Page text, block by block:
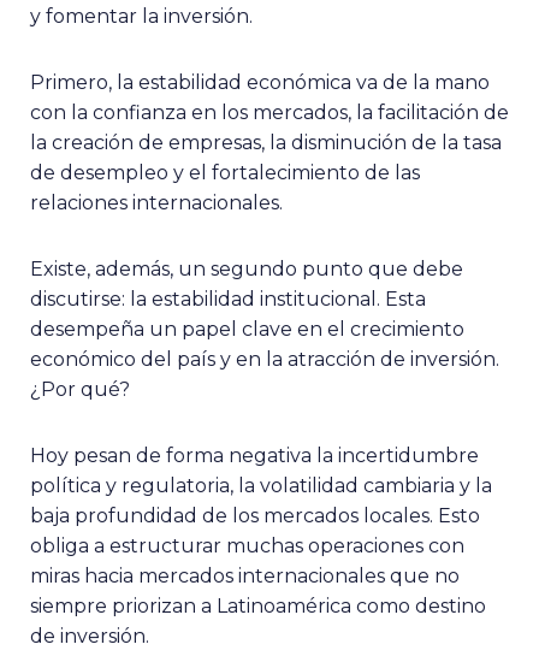
y fomentar la inversión.
Primero, la estabilidad económica va de la mano
con la confianza en los mercados, la facilitación de
la creación de empresas, la disminución de la tasa
de desempleo y el fortalecimiento de las
relaciones internacionales.
Existe, además, un segundo punto que debe
discutirse: la estabilidad institucional. Esta
desempeña un papel clave en el crecimiento
económico del país y en la atracción de inversión.
¿Por qué?
Hoy pesan de forma negativa la incertidumbre
política y regulatoria, la volatilidad cambiaria y la
baja profundidad de los mercados locales. Esto
obliga a estructurar muchas operaciones con
miras hacia mercados internacionales que no
siempre priorizan a Latinoamérica como destino
de inversión.